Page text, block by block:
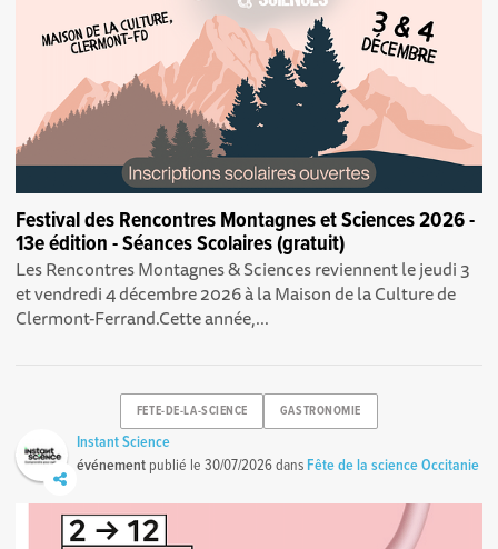
Festival des Rencontres Montagnes et Sciences 2026 -
13e édition - Séances Scolaires (gratuit)
Les Rencontres Montagnes & Sciences reviennent le jeudi 3
et vendredi 4 décembre 2026 à la Maison de la Culture de
Clermont-Ferrand.Cette année,...
FETE-DE-LA-SCIENCE GASTRONOMIE
Instant Science
événement publié le30/07/2026dans Fête de la science Occitanie